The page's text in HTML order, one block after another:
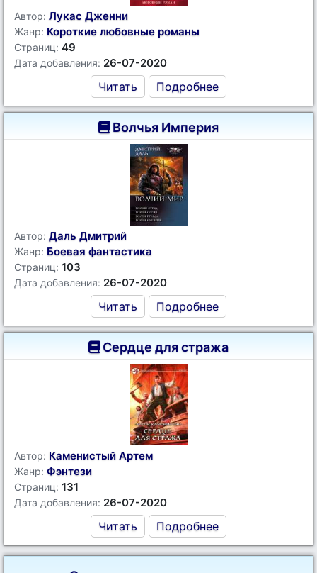
Автор: Лукас Дженни
Жанр: Короткие любовные романы
Страниц: 49
Дата добавления: 26-07-2020
Читать Подробнее
Волчья Империя
Автор: Даль Дмитрий
Жанр: Боевая фантастика
Страниц: 103
Дата добавления: 26-07-2020
Читать Подробнее
Сердце для стража
Автор: Каменистый Артем
Жанр: Фэнтези
Страниц: 131
Дата добавления: 26-07-2020
Читать Подробнее